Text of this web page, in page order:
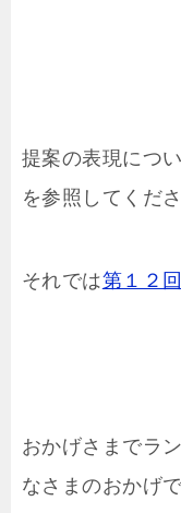
提案の表現につい
を参照してくださ
それでは第１２回
おかげさまでラ
なさまのおかげ